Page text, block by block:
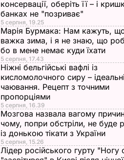
консервації, оберіть її – і
банках не "позриває"
5 серпня, 19.25
Марія Бурмака: Нам кажуть,
важка зима, і я не знаю, що
бо в мене немає куди їхати
5 серпня, 17.43
Ніжні бельгійські вафлі із
кисломолочного сиру –
чаювання. Рецепт з точними
пропорціями
5 серпня, 16.39
Мозгова назвала вагому
чому, попри обстріли, не буде
із донькою тікати з України
5 серпня, 15.26
Лідер російського гурту "Ногу